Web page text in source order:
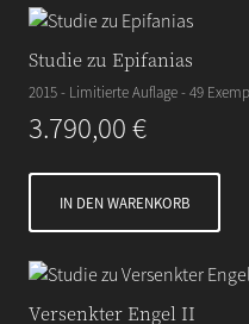
Studie zu Epifanias
2015 - Limitierte Auflage - 49
3.790,00€
IN DEN WARENKORB
Versenkter Engel II